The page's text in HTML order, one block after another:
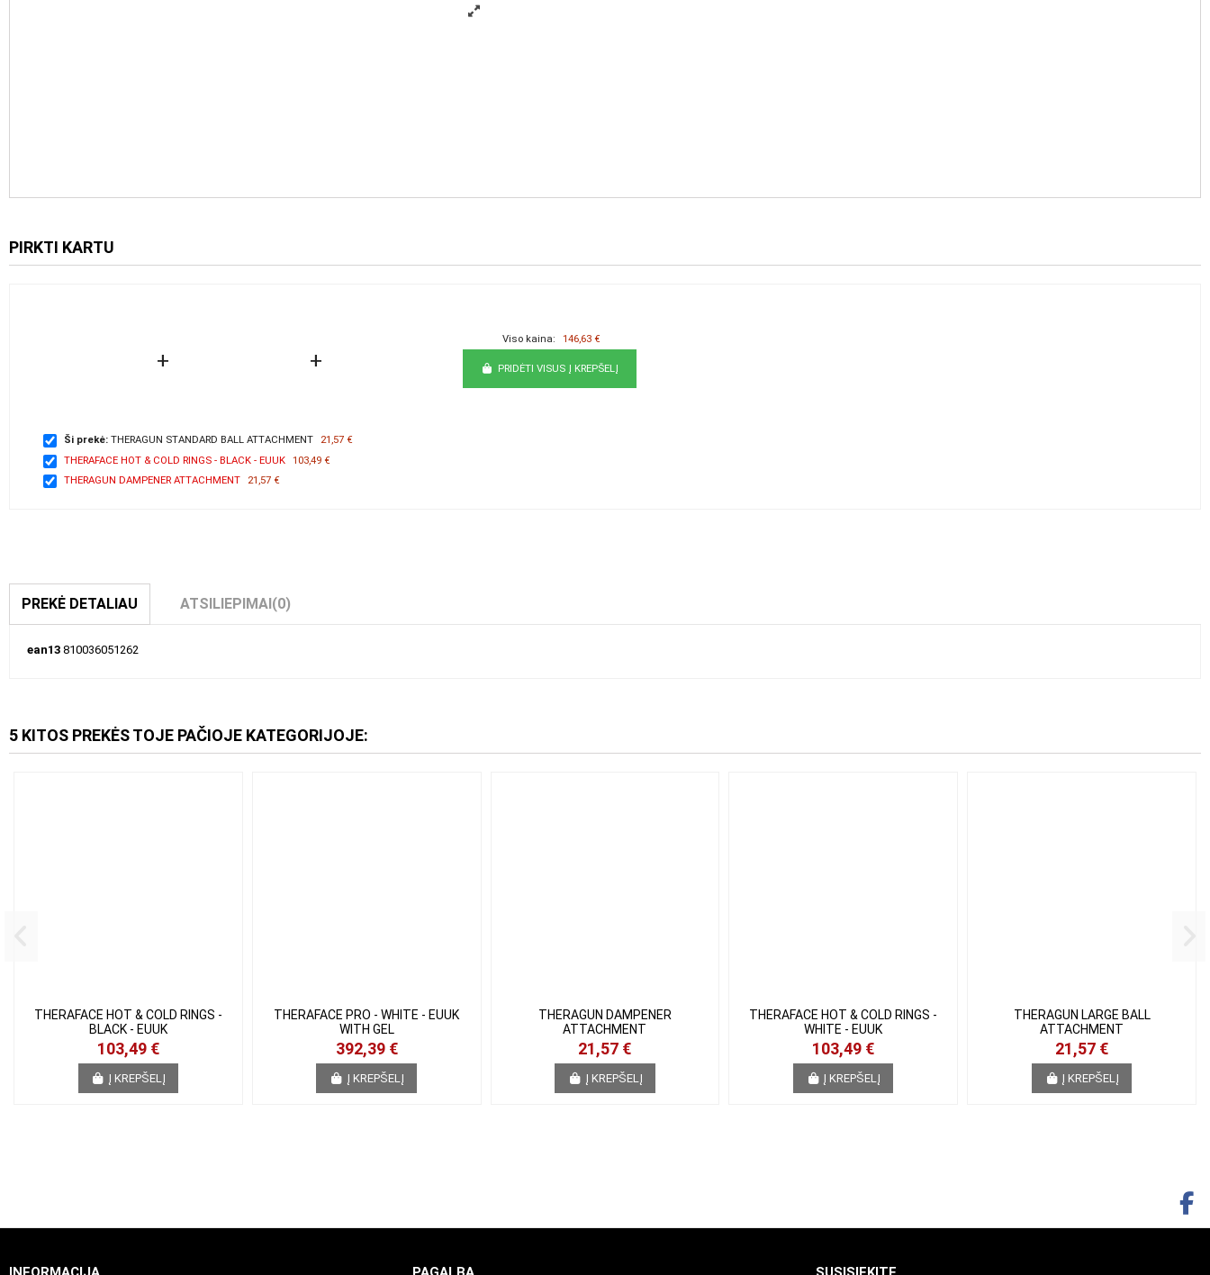
PIRKTI KARTU
+ +
Viso kaina: 146,63 €
PRIDĖTI VISUS Į KREPŠELĮ
Ši prekė:THERAGUN STANDARD BALL ATTACHMENT
21,57 €
THERAFACE HOT & COLD RINGS - BLACK - EUUK
103,49 €
THERAGUN DAMPENER ATTACHMENT
21,57 €
PREKĖ DETALIAU ATSILIEPIMAI(0)
ean13 810036051262
5 KITOS PREKĖS TOJE PAČIOJE KATEGORIJOJE:
THERAFACE HOT & COLD RINGS
- BLACK - EUUK
103,49 €
Į KREPŠELĮ
THERAFACE PRO - WHITE - EUUK
WITH GEL
392,39 €
Į KREPŠELĮ
THERAGUN DAMPENER
ATTACHMENT
21,57 €
Į KREPŠELĮ
THERAFACE HOT & COLD RINGS
- WHITE - EUUK
103,49 €
Į KREPŠELĮ
THERAGUN LARGE BALL
ATTACHMENT
21,57 €
Į KREPŠELĮ